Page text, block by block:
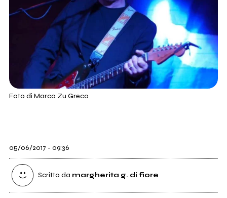
Foto di Marco Zu Greco
05/06/2017 - 09:36
Scritto da margherita g. di fiore